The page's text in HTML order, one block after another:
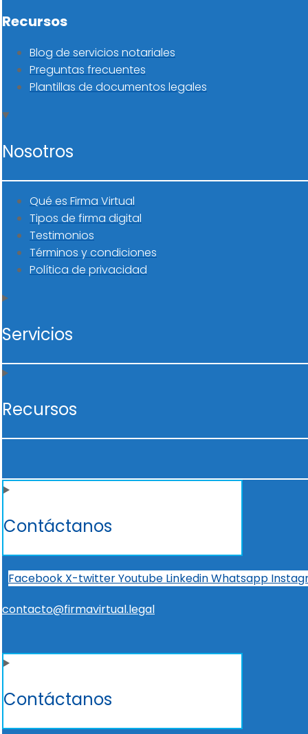
Recursos
Blog de servicios notariales
Preguntas frecuentes
Plantillas de documentos legales
Nosotros
Qué es Firma Virtual
Tipos de firma digital
Testimonios
Términos y condiciones
Política de privacidad
Servicios
Recursos
Contáctanos
Facebook X-twitterYoutube LinkedinWhatsapp
contacto@firmavirtual.legal
Contáctanos